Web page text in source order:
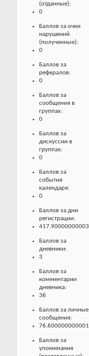
(отданные):
0
Баллов за очки
нарушений
(полученные):
0
Баллов за
рефералов:
0
Баллов за
сообщения в
группах:
0
Баллов за
дискуссии в
группах:
0
Баллов за
события
календаря:
0
Баллов за дни
регистрации:
417.90000000003
Баллов за
дневники:
3
Баллов за
комментарии
дневника:
36
Баллов за личные
сообщения:
76.600000000001
Баллов за
упоминания